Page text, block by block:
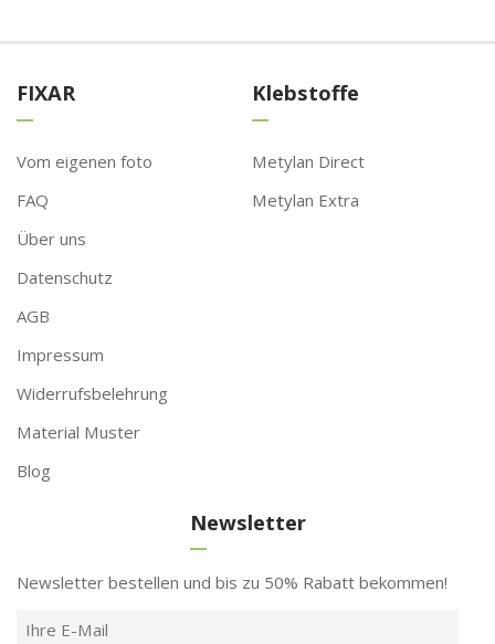
FIXAR
Vom eigenen foto
FAQ
Über uns
Datenschutz
AGB
Impressum
Widerrufsbelehrung
Material Muster
Blog
Klebstoffe
Metylan Direct
Metylan Extra
Newsletter
Newsletter bestellen und bis zu 50% Rabatt bekommen!